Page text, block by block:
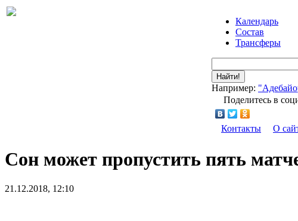
Календарь
Состав
Трансферы
Найти!
Например:
Поделитесь в
Контакты О
Сон может пропустить пять
21.12.2018, 12:10